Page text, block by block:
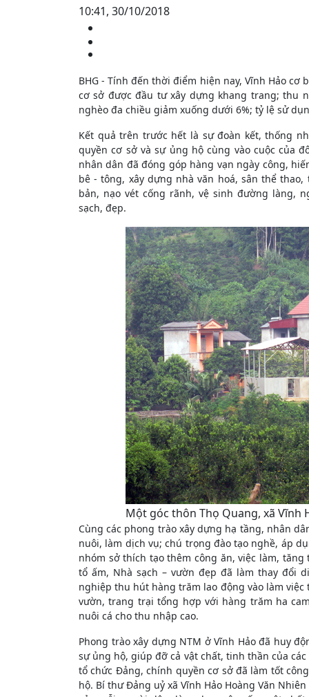
10:41, 30/10/2018
BHG - Tính đến thời điểm hiện nay, Vĩnh Hảo
cơ sở được đầu tư xây dựng khang trang; thu
nghèo đa chiều giảm xuống dưới 6%; tỷ lệ sử
Kết quả trên trước hết là sự đoàn kết, thống
quyền cơ sở và sự ủng hộ cùng vào cuộc của
nhân dân đã đóng góp hàng vạn ngày công,
bê - tông, xây dựng nhà văn hoá, sân thể
bản, nạo vét cống rãnh, vệ sinh đường làng,
sạch, đẹp.
Một góc thôn Thọ Quang, xã Vĩnh
Cùng các phong trào xây dựng hạ tầng, nhân
nuôi, làm dịch vụ; chú trọng đào tạo nghề, áp
nhóm sở thích tạo thêm công ăn, việc làm,
tổ ấm, Nhà sạch – vườn đẹp đã làm thay đổi
nghiệp thu hút hàng trăm lao động vào làm
vườn, trang trại tổng hợp với hàng trăm ha
nuôi cá cho thu nhập cao.
Phong trào xây dựng NTM ở Vĩnh Hảo đã huy
sự ủng hộ, giúp đỡ cả vật chất, tinh thần của
tổ chức Đảng, chính quyền cơ sở đã làm tốt
hộ. Bí thư Đảng uỷ xã Vĩnh Hảo Hoàng Văn